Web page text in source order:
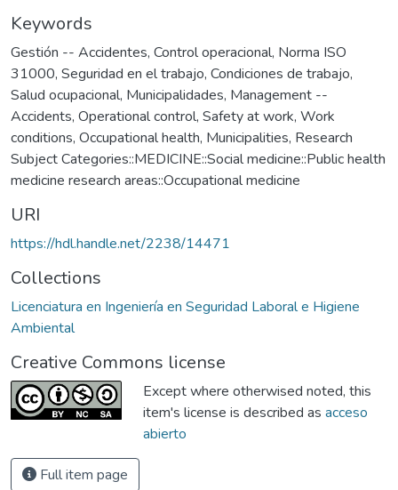
Keywords
Gestión -- Accidentes, Control operacional, Norma ISO
31000, Seguridad en el trabajo, Condiciones de trabajo,
Salud ocupacional, Municipalidades, Management --
Accidents, Operational control, Safety at work, Work
conditions, Occupational health, Municipalities, Research
Subject Categories::MEDICINE::Social medicine::Public health
medicine research areas::Occupational medicine
URI
https://hdl.handle.net/2238/14471
Collections
Licenciatura en Ingeniería en Seguridad Laboral e Higiene
Ambiental
Creative Commons license
Except where otherwised noted, this
item's license is described as acceso
abierto
Full item page